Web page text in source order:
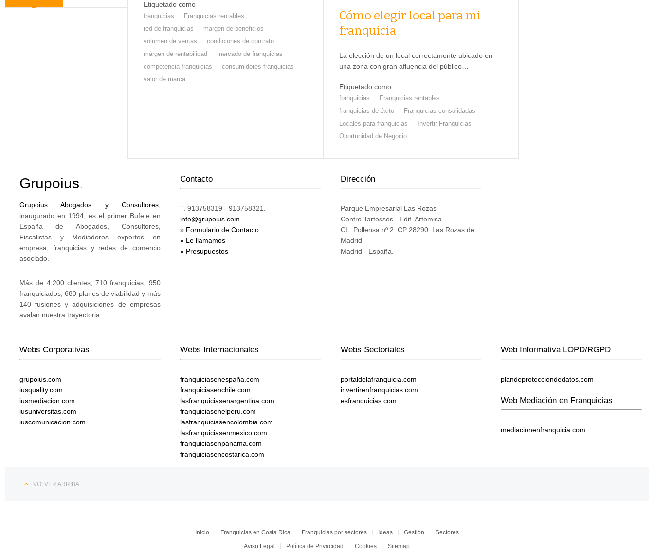
Etiquetado como
franquicias
Franquicias rentables
red de franquicias
margen de beneficios
volumen de ventas
condiciones de contrato
márgen de rentabilidad
mercado de franquicias
competencia franquicias
consumidores franquicias
valor de marca
Cómo elegir local para mi
franquicia
La elección de un local correctamente ubicado en
una zona con gran afluencia del público…
Etiquetado como
franquicias
Franquicias rentables
franquicias de éxito
Franquicias consolidadas
Locales para franquicias
Invertir Franquicias
Oportunidad de Negocio
Grupoius.
Grupoius Abogados y Consultores,
inaugurado en 1994, es el primer Bufete en
España de Abogados, Consultores,
Fiscalistas y Mediadores expertos en
empresa, franquicias y redes de comercio
asociado.
Más de 4.200 clientes, 710 franquicias, 950
franquiciados, 680 planes de viabilidad y más
140 fusiones y adquisiciones de empresas
avalan nuestra trayectoria.
Contacto
T. 913758319 - 913758321.
info@grupoius.com
» Formulario de Contacto
» Le llamamos
» Presupuestos
Dirección
Parque Empresarial Las Rozas
Centro Tartessos - Edif. Artemisa.
CL. Pollensa nº 2. CP 28290. Las Rozas de
Madrid.
Madrid - España.
Webs Corporativas
grupoius.com
iusquality.com
iusmediacion.com
iusuniversitas.com
iuscomunicacion.com
Webs Internacionales
franquiciasenespaña.com
franquiciasenchile.com
lasfranquiciasenargentina.com
franquiciasenelperu.com
lasfranquiciasencolombia.com
lasfranquiciasenmexico.com
franquiciasenpanama.com
franquiciasencostarica.com
Webs Sectoriales
portaldelafranquicia.com
invertirenfranquicias.com
esfranquicias.com
Web Informativa LOPD/RGPD
plandeprotecciondedatos.com
Web Mediación en Franquicias
mediacionenfranquicia.com
VOLVER ARRIBA
Inicio Franquicias en Costa Rica Franquicias por sectores Ideas Gestión
Sectores
Aviso Legal
Política de Privacidad Cookies Sitemap